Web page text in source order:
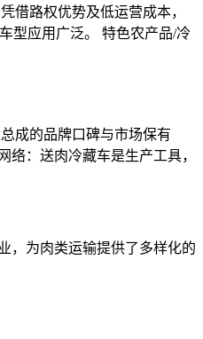
借路权优势及低运营成本，
型应用广泛。 特色农产品/冷
成的品牌口碑与市场保有
：送肉冷藏车是生产工具，
，为肉类运输提供了多样化的